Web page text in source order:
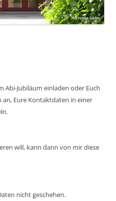
Abi-Jubiläum einladen oder Euch
Eure Kontaktdaten in einer
will, kann dann von mir diese
nicht geschehen.